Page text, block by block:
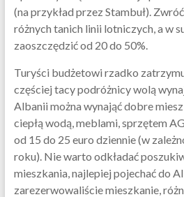
(na przykład przez Stambuł).
różnych tanich linii lotniczych, a w
zaoszczędzić od 20 do 50%.
Turyści budżetowi rzadko
częściej tacy podróżnicy wolą
Albanii można wynająć dobre
ciepłą wodą, meblami, sprzętem
od 15 do 25 euro dziennie (w
roku). Nie warto odkładać
mieszkania, najlepiej pojechać do
zarezerwowaliście mieszkanie,